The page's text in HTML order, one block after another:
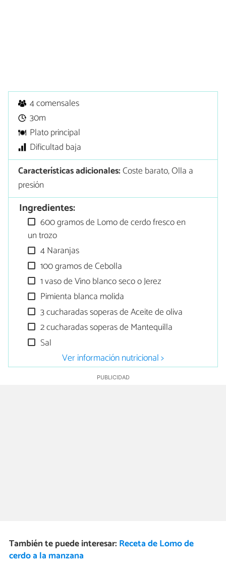
4 comensales
30m
Plato principal
Dificultad baja
Características adicionales:Coste barato, Olla a
presión
Ingredientes:
600 gramos de Lomo de cerdo fresco en
un trozo
4 Naranjas
100 gramos de Cebolla
1 vaso de Vino blanco seco o Jerez
Pimienta blanca molida
3 cucharadas soperas de Aceite de oliva
2 cucharadas soperas de Mantequilla
Sal
Ver información nutricional >
También te puede interesar: Receta de Lomo de
cerdo a la manzana